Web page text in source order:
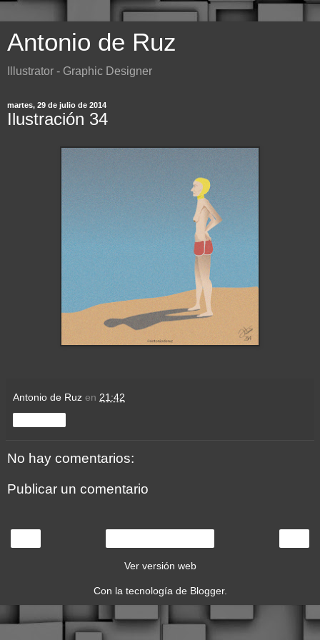
Antonio de Ruz
Illustrator - Graphic Designer
martes, 29 de julio de 2014
Ilustración 34
Antonio de Ruz en 21:42
No hay comentarios:
Publicar un comentario
Ver versión web
Con la tecnología de Blogger.